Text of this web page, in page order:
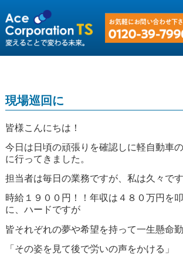
現場巡回に
皆様こんにちは！
今日は日頃の頑張りを確認しに軽自動車
に行ってきました。
担当者は毎日の業務ですが、私は久々です
時給１９００円！！年収は４８０万円を
に、ハードですが
皆それぞれの夢や希望を持って一生懸命
「その姿を見て後で労いの声をかける」